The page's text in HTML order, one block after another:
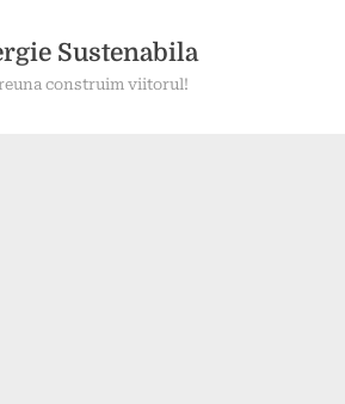
Sustenabila
construim viitorul!